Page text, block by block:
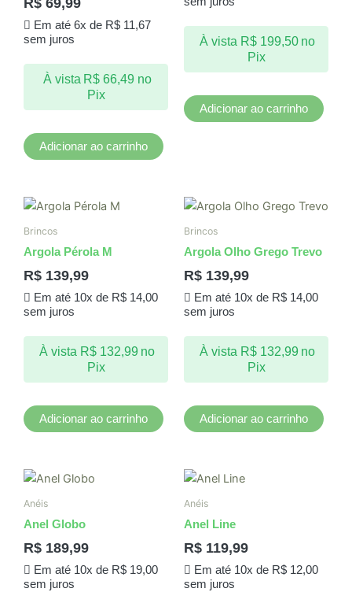
R$ 69,99
Em até 6x de R$11,67
sem juros
À vista R$ 66,49 no
Pix
Adicionar ao carrinho
À vista R$199,50 no
Pix
Adicionar ao carrinho
Brincos
Argola Pérola M
R$ 139,99
Em até 10x de R$14,00
sem juros
À vista R$132,99 no
Pix
Adicionar ao carrinho
Brincos
Argola Olho Grego Trevo
R$ 139,99
Em até 10x de R$14,00
sem juros
À vista R$132,99 no
Pix
Adicionar ao carrinho
Anéis
Anel Globo
R$ 189,99
Em até 10x de R$19,00
sem juros
As
Anéis
Anel Line
R$ 119,99
Em até 10x de R$12,00
sem juros
As